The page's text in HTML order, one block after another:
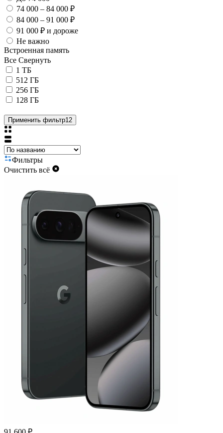
74 000 – 84 000 ₽
84 000 – 91 000 ₽
91 000 ₽ и дороже
Не важно
Встроенная память
Все Свернуть
1 ТБ
512 ГБ
256 ГБ
128 ГБ
Применить фильтр12
Фильтры
Очистить всё